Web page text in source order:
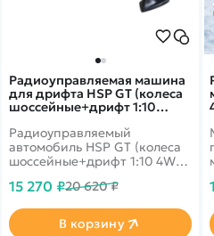
Радиоуправляемая машина
для дрифта HSP GT (колеса
шоссейные+дрифт 1:10
Радиоуправляемый
автомобиль HSP GT (колеса
шоссейные+дрифт 1:10 4WD)
из каталога HSP. Следующее
94123. Данный образец
имеет пропорциональное
15 270 ₽20 620 ₽
В корзину